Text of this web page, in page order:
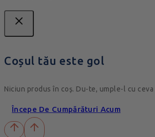
Coșul tău este gol
Niciun produs în coș. Du-te, umple-l cu
Începe De Cumpărături Acum